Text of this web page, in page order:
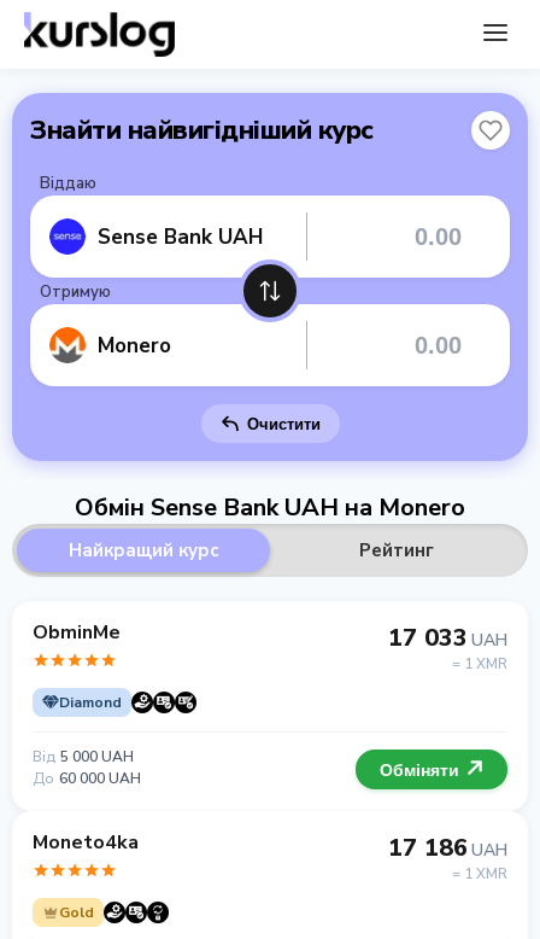
Знайти найвигідніший курс
Віддаю
Sense Bank UAH
Отримую
Monero
Очистити
Обмін Sense Bank UAH на Monero
Найкращий курс Рейтинг
ObminMe
Diamond
17 033 UAH
= 1 XMR
Від 5 000 UAH
До 60 000 UAH Обміняти
Moneto4ka
Gold
17 186 UAH
= 1 XMR